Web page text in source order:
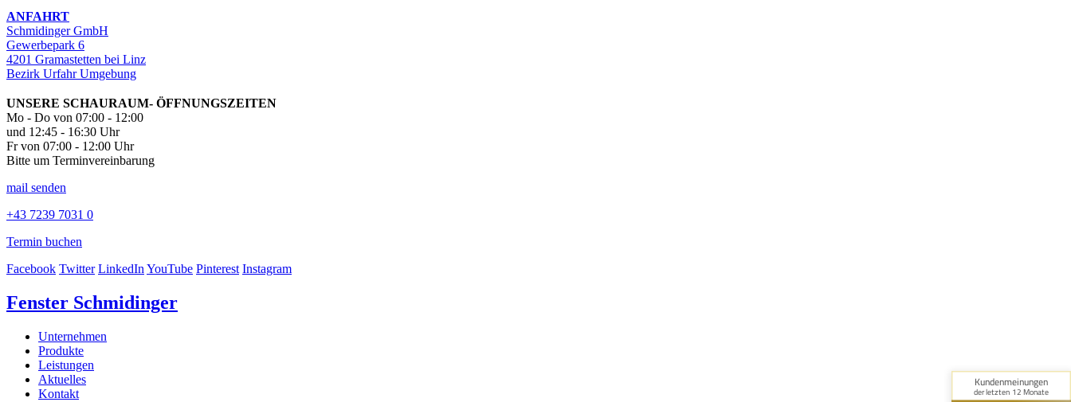
ANFAHRT
Schmidinger GmbH
Gewerbepark 6
4201 Gramastetten bei Linz
Bezirk Urfahr Umgebung
UNSERE SCHAURAUM- ÖFFNUNGSZEITEN
Mo - Do von 07:00 - 12:00
und 12:45 - 16:30 Uhr
Fr von 07:00 - 12:00 Uhr
Bitte um Terminvereinbarung
mail senden
+43 7239 7031 0
Termin buchen
Facebook Twitter LinkedInYouTube Pinterest Instagram
Fenster Schmidinger
Unternehmen
Produkte
Leistungen
Aktuelles
Kontakt